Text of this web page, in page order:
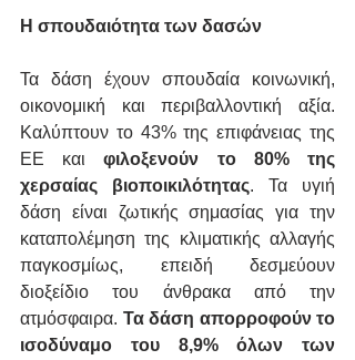
Η σπουδαιότητα των δασών
Τα δάση έχουν σπουδαία κοινωνική,
οικονομική και περιβαλλοντική αξία.
Καλύπτουν το 43% της επιφάνειας της
ΕΕ και φιλοξενούν το 80% της
χερσαίας βιοποικιλότητας. Τα υγιή
δάση είναι ζωτικής σημασίας για την
καταπολέμηση της κλιματικής αλλαγής
παγκοσμίως, επειδή δεσμεύουν
διοξείδιο του άνθρακα από την
ατμόσφαιρα. Τα δάση απορροφούν το
ισοδύναμο του 8,9% όλων των